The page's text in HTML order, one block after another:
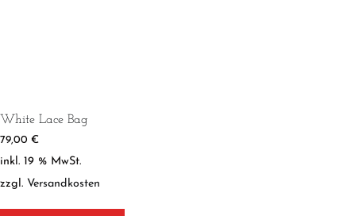
White Lace Bag
79,00 €
inkl. 19 % MwSt.
zzgl. Versandkosten